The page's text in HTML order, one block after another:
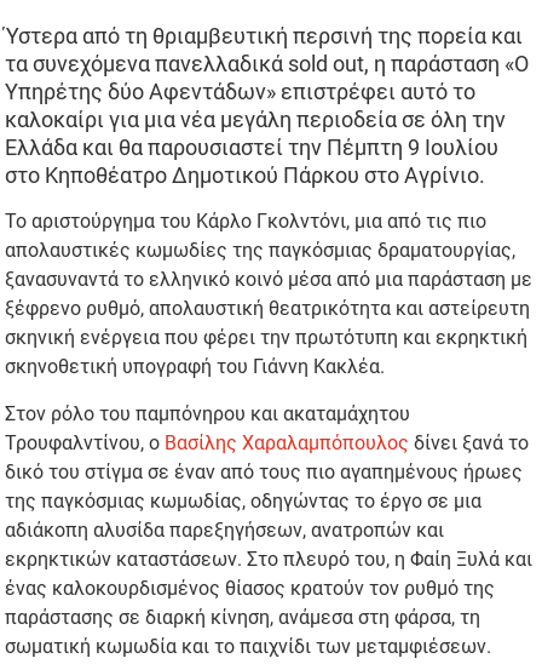
Ύστερα από τη θριαμβευτική περσινή της πορεία και
τα συνεχόμενα πανελλαδικά sold out, η παράσταση «Ο
Υπηρέτης δύο Αφεντάδων» επιστρέφει αυτό το
καλοκαίρι για μια νέα μεγάλη περιοδεία σε όλη την
Ελλάδα και θα παρουσιαστεί την Πέμπτη 9 Ιουλίου
στο Κηποθέατρο Δημοτικού Πάρκου στο Αγρίνιο.
Το αριστούργημα του Κάρλο Γκολντόνι, μια από τις πιο
απολαυστικές κωμωδίες της παγκόσμιας δραματουργίας,
ξανασυναντά το ελληνικό κοινό μέσα από μια παράσταση με
ξέφρενο ρυθμό, απολαυστική θεατρικότητα και αστείρευτη
σκηνική ενέργεια που φέρει την πρωτότυπη και εκρηκτική
σκηνοθετική υπογραφή του Γιάννη Κακλέα.
Στον ρόλο του παμπόνηρου και ακαταμάχητου
Τρουφαλντίνου, ο Βασίλης Χαραλαμπόπουλος δίνει ξανά το
δικό του στίγμα σε έναν από τους πιο αγαπημένους ήρωες
της παγκόσμιας κωμωδίας, οδηγώντας το έργο σε μια
αδιάκοπη αλυσίδα παρεξηγήσεων, ανατροπών και
εκρηκτικών καταστάσεων. Στο πλευρό του, η Φαίη Ξυλά και
ένας καλοκουρδισμένος θίασος κρατούν τον ρυθμό της
παράστασης σε διαρκή κίνηση, ανάμεσα στη φάρσα, τη
σωματική κωμωδία και το παιχνίδι των μεταμφιέσεων.